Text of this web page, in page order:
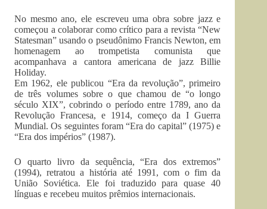
No mesmo ano, ele escreveu uma obra sobre jazz e
começou a colaborar como crítico para a revista “New
Statesman” usando o pseudônimo Francis Newton, em
homenagem ao trompetista comunista que
acompanhava a cantora americana de jazz Billie
Holiday.
Em 1962, ele publicou “Era da revolução”, primeiro
de três volumes sobre o que chamou de “o longo
século XIX”, cobrindo o período entre 1789, ano da
Revolução Francesa, e 1914, começo da I Guerra
Mundial. Os seguintes foram “Era do capital” (1975) e
“Era dos impérios” (1987).
O quarto livro da sequência, “Era dos extremos”
(1994), retratou a história até 1991, com o fim da
União Soviética. Ele foi traduzido para quase 40
línguas e recebeu muitos prêmios internacionais.